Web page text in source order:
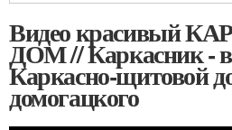
Видео красивый
ДОМ // Каркасник -
Каркасно-щитовой
домогацкого